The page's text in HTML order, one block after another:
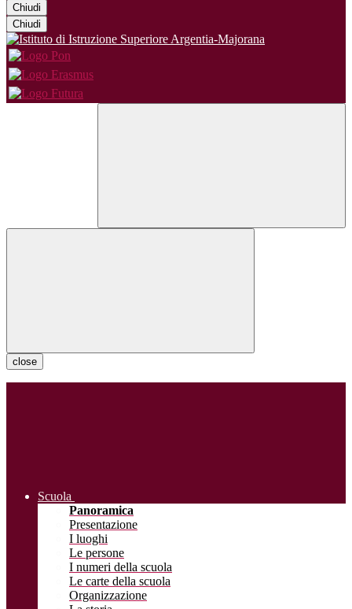
Chiudi
Chiudi
close
Scuola
Panoramica
Presentazione
I luoghi
Le persone
I numeri della scuola
Le carte della scuola
Organizzazione